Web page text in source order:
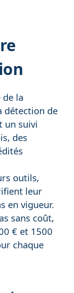
de la
détection de
un suivi
des
outils,
leur
en vigueur.
sans coût,
€ et 1500
chaque